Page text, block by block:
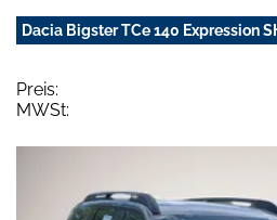
Dacia Bigster TCe 140 Expression
Preis:
MWSt: